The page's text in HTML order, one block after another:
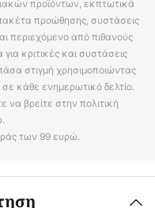
προϊόντων, εκπτωτικά
προώθησης, συστάσεις
περιεχόμενο από πιθανούς
κριτικές και συστάσεις
στιγμή χρησιμοποιώντας
κάθε ενημερωτικό δελτίο.
να βρείτε στην πολιτική
των 99 ευρώ.